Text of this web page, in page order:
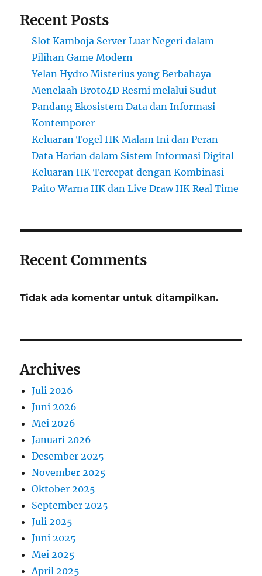
Recent Posts
Slot Kamboja Server Luar Negeri dalam
Pilihan Game Modern
Yelan Hydro Misterius yang Berbahaya
Menelaah Broto4D Resmi melalui Sudut
Pandang Ekosistem Data dan Informasi
Kontemporer
Keluaran Togel HK Malam Ini dan Peran
Data Harian dalam Sistem Informasi Digital
Keluaran HK Tercepat dengan Kombinasi
Paito Warna HK dan Live Draw HK Real Time
Recent Comments
Tidak ada komentar untuk ditampilkan.
Archives
Juli 2026
Juni 2026
Mei 2026
Januari 2026
Desember 2025
November 2025
Oktober 2025
September 2025
Juli 2025
Juni 2025
Mei 2025
April 2025